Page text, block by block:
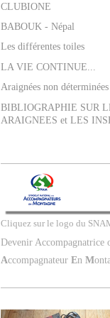
CLUBIONE
BABOUK - Népal
Les différentes toiles
LA VIE CONTINUE...
Araignées non déterminées
BIBLIOGRAPHIE SUR
ARAIGNEES et LES
Cliquez sur le logo du
Devenir Accompagnatrice
Accompagnateur En M